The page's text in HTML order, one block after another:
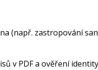
(např. zastropování
v PDF a ověření